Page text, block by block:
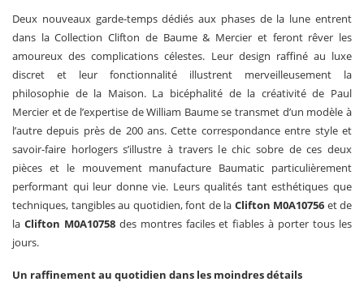
Deux nouveaux garde-temps dédiés aux phases de la lune entrent
dans la Collection Clifton de Baume & Mercier et feront rêver les
amoureux des complications célestes. Leur design raffiné au luxe
discret et leur fonctionnalité illustrent merveilleusement la
philosophie de la Maison. La bicéphalité de la créativité de Paul
Mercier et de l’expertise de William Baume se transmet d’un modèle à
l’autre depuis près de 200 ans. Cette correspondance entre style et
savoir-faire horlogers s’illustre à travers le chic sobre de ces deux
pièces et le mouvement manufacture Baumatic particulièrement
performant qui leur donne vie. Leurs qualités tant esthétiques que
techniques, tangibles au quotidien, font de la Clifton M0A10756 et de
la Clifton M0A10758des montres faciles et fiables à porter tous les
jours.
Un raffinement au quotidien dans les moindres détails